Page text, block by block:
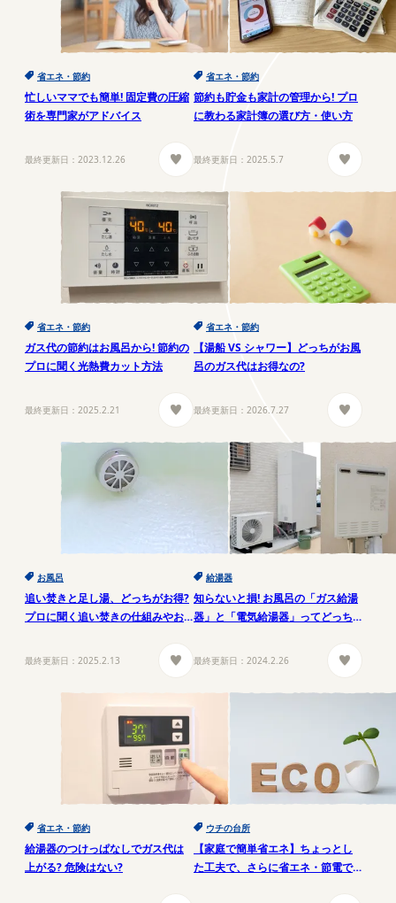
省エネ・節約
忙しいママでも簡単! 固定費の圧縮
術を専門家がアドバイス
最終更新日： 2023.12.26
省エネ・節約
節約も貯金も家計の管理から! プロ
に教わる家計簿の選び方・使い方
最終更新日： 2025.5.7
省エネ・節約
ガス代の節約はお風呂から! 節約の
プロに聞く光熱費カット方法
最終更新日： 2025.2.21
省エネ・節約
【湯船 VS シャワー】どっちがお風
呂のガス代はお得なの?
最終更新日： 2026.7.27
お風呂
追い焚きと足し湯、どっちがお得?
プロに聞く追い焚きの仕組みやお
最終更新日： 2025.2.13
給湯器
知らないと損! お風呂の「ガス給湯
器」と「電気給湯器」ってどっち
最終更新日： 2024.2.26
省エネ・節約
給湯器のつけっぱなしでガス代は
上がる? 危険はない?
ウチの台所
【家庭で簡単省エネ】ちょっとし
た工夫で、さらに省エネ・節電で